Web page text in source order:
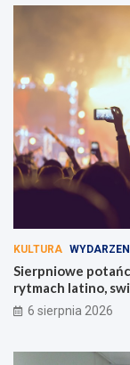
KULTURA
Sierpniowe
rytmach latino,
6 sierpnia 2026